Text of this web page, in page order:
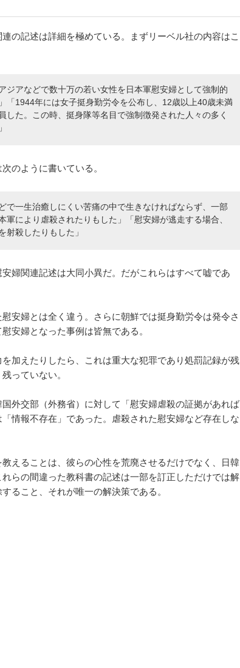
の記述は詳細を極めている。まずリーベル社の内容はこ
ジアなどで数十万の若い女性を日本軍慰安婦として強制的
「1944年には女子挺身勤労令を公布し、12歳以上40歳未満
した。この時、挺身隊等名目で強制徴発された人々の多く
のように書いている。
で一生治癒しにくい苦痛の中で生きなければならず、一部
により虐殺されたりもした」「慰安婦が逃走する場合、
射殺したりもした」
婦関連記述は大同小異だ。だがこれらはすべて嘘であ
安婦とは全く違う。さらに朝鮮では挺身勤労令は発令さ
安婦となった事例は皆無である。
加えたりしたら、これは重大な犯罪であり処罰記録が残
っていない。
外交部（外務省）に対して「慰安婦虐殺の証拠があれば
情報不存在」であった。虐殺された慰安婦など存在しな
えることは、彼らの心性を荒廃させるだけでなく、日韓
らの間違った教科書の記述は一部を訂正しただけでは解
ること、それが唯一の解決策である。